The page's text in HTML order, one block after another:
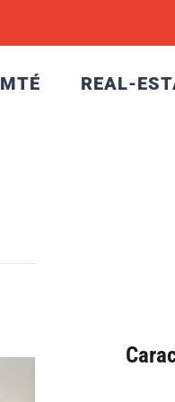
REAL-